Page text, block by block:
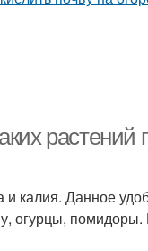
растений
калия. Данное
огурцы,